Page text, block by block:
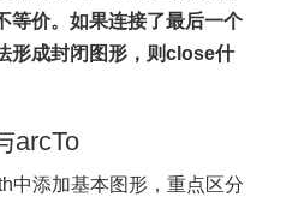
等价。如果连接了最后一个
形成封闭图形，则close什
arcTo
中添加基本图形，重点区分